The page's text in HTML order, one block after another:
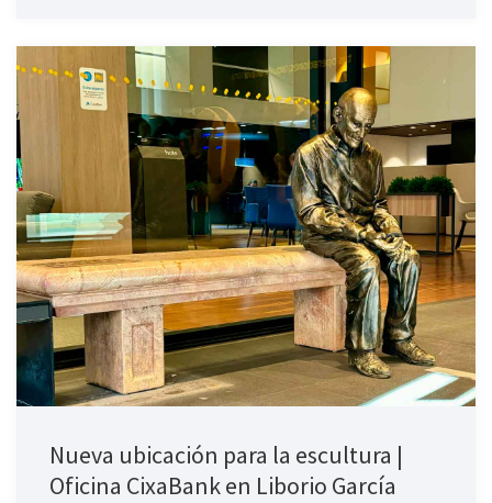
Nueva ubicación para la escultura |
Oficina CixaBank en Liborio García